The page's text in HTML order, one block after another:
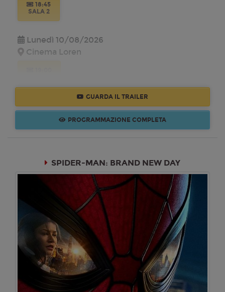
18:45
SALA 2
Lunedì 10/08/2026
Cinema Loren
Martedì 11/08/2026
Cinema Loren
Cinema Loren
Venerdì 14/08/2026
Cinema Loren
17:00
SALA 1
GUARDA IL TRAILER
PROGRAMMAZIONE COMPLETA
SPIDER-MAN: BRAND NEW DAY